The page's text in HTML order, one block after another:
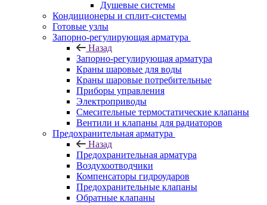
Душевые системы
Кондиционеры и сплит-системы
Готовые узлы
Запорно-регулирующая арматура
Назад
Запорно-регулирующая арматура
Краны шаровые для воды
Краны шаровые потребительные
Приборы управления
Электроприводы
Смесительные термостатические клапаны
Вентили и клапаны для радиаторов
Предохранительная арматура
Назад
Предохранительная арматура
Воздухоотводчики
Компенсаторы гидроударов
Предохранительные клапаны
Обратные клапаны